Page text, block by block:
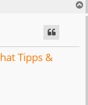
Tipps &